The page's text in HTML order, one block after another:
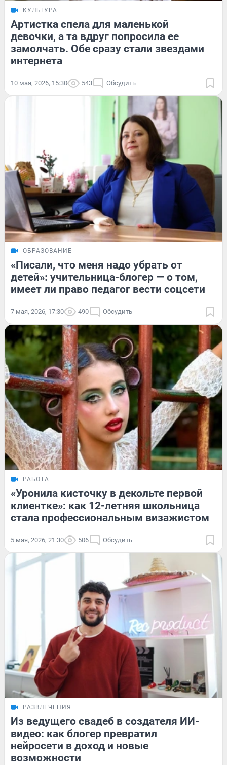
КУЛЬТУРА
Артистка спела для маленькой
девочки, а та вдруг попросила ее
замолчать. Обе сразу стали звездами
интернета
10 мая, 2026, 15:30 543 Обсудить
ОБРАЗОВАНИЕ
«Писали, что меня надо убрать от
детей»: учительница-блогер — о том,
имеет ли право педагог вести соцсети
7 мая, 2026, 17:30 490 Обсудить
РАБОТА
«Уронила кисточку в декольте первой
клиентке»: как 12-летняя школьница
стала профессиональным визажистом
5 мая, 2026, 21:30 506 Обсудить
РАЗВЛЕЧЕНИЯ
Из ведущего свадеб в создателя ИИ-
видео: как блогер превратил
нейросети в доход и новые
возможности